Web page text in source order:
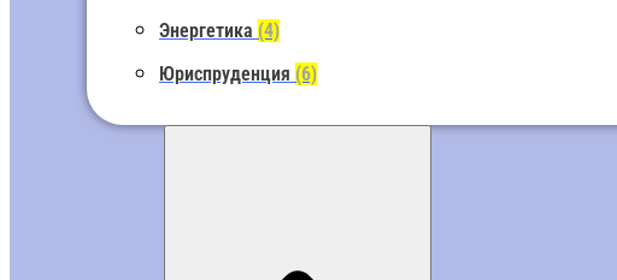
Энергетика (4)
Юриспруденция (6)